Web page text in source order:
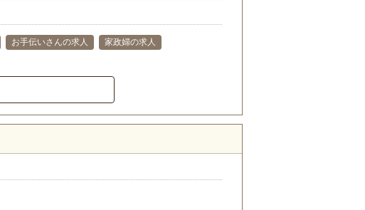
お手伝いさんの求人
家政婦の求人